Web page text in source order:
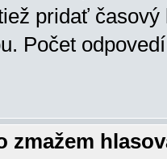
pridať
Počet
zmažem